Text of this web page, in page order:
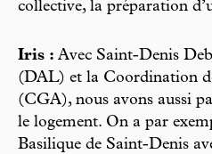
collective, la préparation
Iris : Avec Saint-Denis
(DAL) et la Coordination
(CGA), nous avons aussi
le logement. On a par
Basilique de Saint-Denis